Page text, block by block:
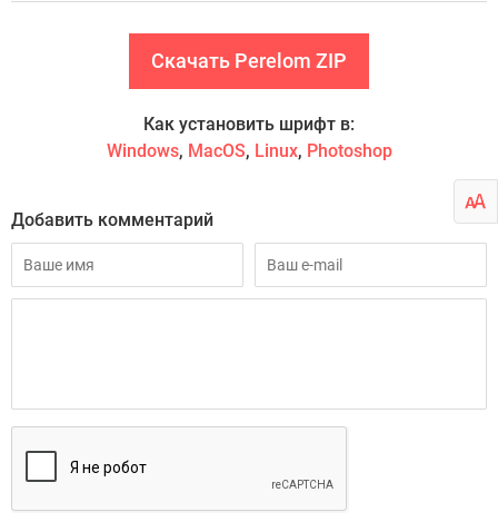
Скачать Perelom ZIP
Как установить шрифт в:
Windows, MacOS, Linux, Photoshop
Добавить комментарий